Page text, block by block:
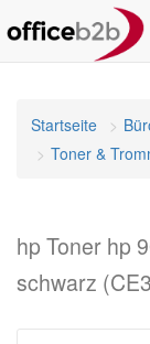
Startseite
Toner &
hp Toner hp
schwarz